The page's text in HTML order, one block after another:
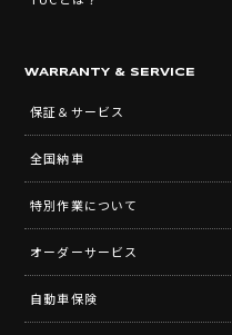
WARRANTY & SERVICE
保証＆サービス
全国納車
特別作業について
オーダーサービス
自動車保険